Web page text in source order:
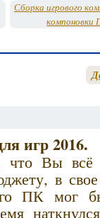
Сборка игрового
игр 2016.
что Вы всё
в
ПК мог